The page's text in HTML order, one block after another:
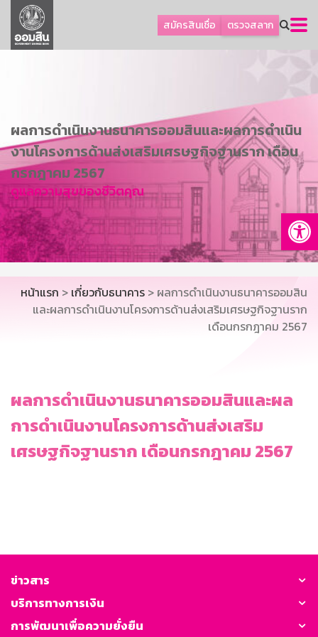
สมัครสินเชื่อ ตรวจสลาก
ลูกค้าธุรกิจ
ลูกค้าผู้ประกอบรายย่อย
เกี่ยวกับธนาคาร
การพัฒนาที่ยั่งยืน
ข่าวสาร
บริการทางการเงิน
อื่นๆ
ติดต่อเรา
บริการออนไลน์
TH
EN
GSB Society
ผลการดำเนินงานธนาคารออมสินและผลการดำเนิน
งานโครงการด้านส่งเสริมเศรษฐกิจฐานราก เดือน
กรกฎาคม 2567
ดูแลความสุขของชีวิตคุณ
หน้าแรก > เกี่ยวกับธนาคาร > ผลการดำเนินงานธนาคารออมสิน
และผลการดำเนินงานโครงการด้านส่งเสริมเศรษฐกิจฐานราก
เดือนกรกฎาคม 2567
ผลการดำเนินงานธนาคารออมสินและผล
การดำเนินงานโครงการด้านส่งเสริม
เศรษฐกิจฐานราก เดือนกรกฎาคม 2567
ข่าวสาร
บริการทางการเงิน
การพัฒนาเพื่อความยั่งยืน